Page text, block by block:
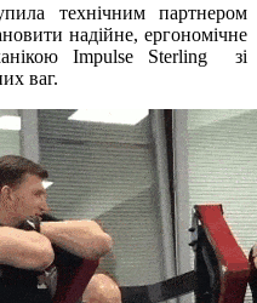
технічним партнером
надійне, ергономічне
Impulse Sterling зі
ваг.